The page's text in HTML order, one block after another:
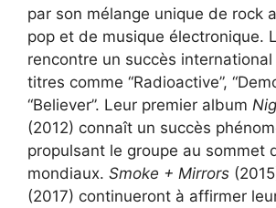
par son mélange unique de rock
pop et de musique électronique.
rencontre un succès
titres comme “Radioactive”,
“Believer”. Leur premier album
(2012) connaît un succès
propulsant le groupe au sommet
mondiaux. Smoke + Mirrors
(2017) continueront à affirmer